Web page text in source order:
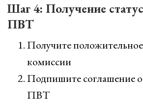
Шаг 4: Получение
ПВТ
Получите
комиссии
Подпишите соглашение о
ПВТ